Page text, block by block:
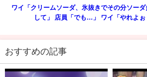
ワイ「クリームソーダ、氷抜きでその分ソーダ
して」 店員「でも…」 ワイ「やれよぉ
おすすめの記事